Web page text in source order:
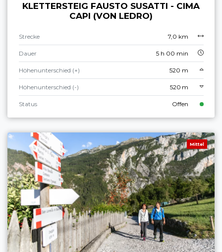
KLETTERSTEIG FAUSTO SUSATTI - CIMA
CAPI (VON LEDRO)
Strecke 7,0 km
Dauer 5 h 00 min
Höhenunterschied (+) 520 m
Höhenunterschied (-) 520 m
Status Offen
Mittel